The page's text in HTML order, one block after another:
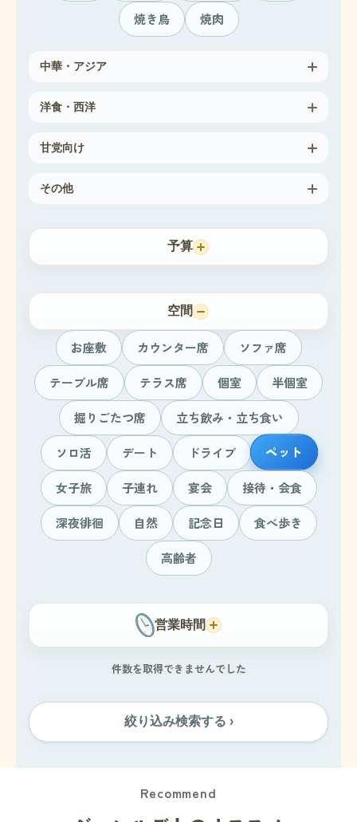
焼き鳥 焼肉
中華・アジア
洋食・西洋
甘党向け
その他
予算
空間
お座敷 カウンター席 ソファ席
テーブル席 テラス席 個室 半個室
掘りごたつ席 立ち飲み・立ち食い
ソロ活 デート ドライブ ペット
女子旅 子連れ 宴会 接待・会食
深夜徘徊 自然 記念日 食べ歩き
高齢者
営業時間
件数を取得できませんでした
絞り込み検索する ›
Recommend